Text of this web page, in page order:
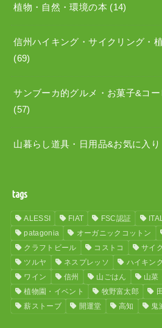
植物・自然・環境の本 (14)
信州ハイキング・サイクリング・
(69)
サンブーカ的グルメ・お菓子&コ
(57)
山暮らし道具・日用品&お気に入り
tags
ALESSI FIAT FSC認証
patagonia
オーガニックコットン
クラフトビール
コストコ サイ
ツルヤ
ネスプレッソ ハイキン
ワイン
信州 山ごはん 山菜
植物園・イベント
牧野富太郎
薪ストーブ
開運堂 高知 鬼